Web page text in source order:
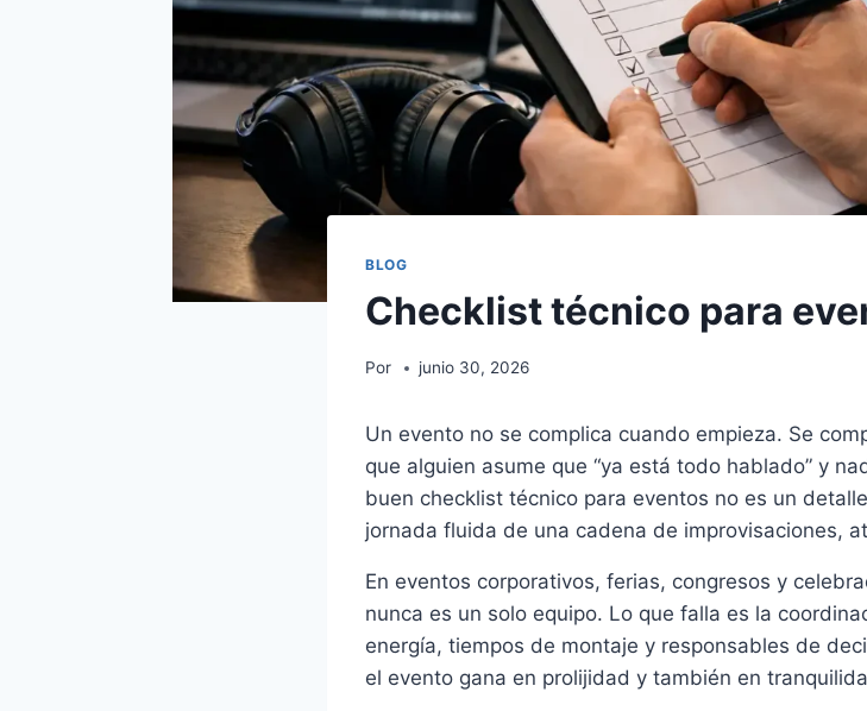
BLOG
Checklist técnico para
Por junio 30, 2026
Un evento no se complica cuando empieza. Se
que alguien asume que “ya está todo hablado” y
buen checklist técnico para eventos no es un
jornada fluida de una cadena de improvisaciones,
En eventos corporativos, ferias, congresos y
nunca es un solo equipo. Lo que falla es la
energía, tiempos de montaje y responsables de
el evento gana en prolijidad y también en